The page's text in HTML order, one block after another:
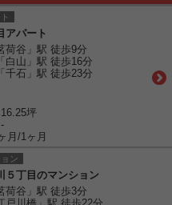
アパート
荷谷」駅 徒歩9分
白山」駅 徒歩16分
千石」駅 徒歩23分
坪
月/1ヶ月
ン
５丁目のマンション
荷谷」駅 徒歩3分